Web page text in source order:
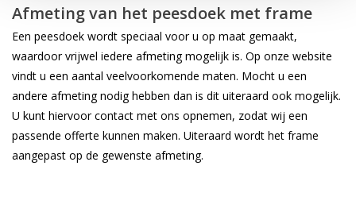
Afmeting van het peesdoek met frame
Een peesdoek wordt speciaal voor u op maat gemaakt,
waardoor vrijwel iedere afmeting mogelijk is. Op onze website
vindt u een aantal veelvoorkomende maten. Mocht u een
andere afmeting nodig hebben dan is dit uiteraard ook mogelijk.
U kunt hiervoor contact met ons opnemen, zodat wij een
passende offerte kunnen maken. Uiteraard wordt het frame
aangepast op de gewenste afmeting.